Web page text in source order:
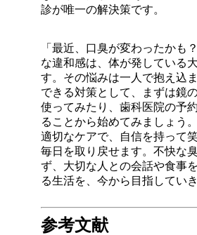
診が唯一の解決策です。
「最近、口臭が変わったかも
な違和感は、体が発している
す。その悩みは一人で抱え込
できる対策として、まずは鏡
使ってみたり、歯科医院の予
ることから始めてみましょう 。
適切なケアで、自信を持って
毎日を取り戻せます。不快な
ず、大切な人との会話や食事
る生活を、今から目指してい
参考文献